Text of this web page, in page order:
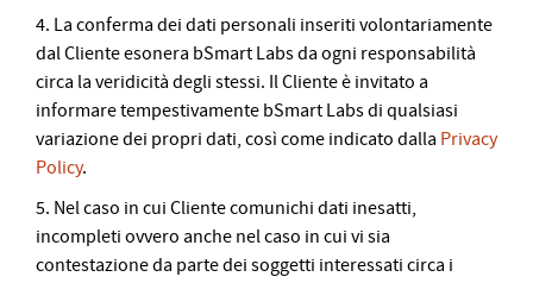
4. La conferma dei dati personali inseriti volontariamente
dal Cliente esonera bSmart Labs da ogni responsabilità
circa la veridicità degli stessi. Il Cliente è invitato a
informare tempestivamente bSmart Labs di qualsiasi
variazione dei propri dati, così come indicato dalla Privacy
Policy.
5. Nel caso in cui Cliente comunichi dati inesatti,
incompleti ovvero anche nel caso in cui vi sia
contestazione da parte dei soggetti interessati circa i